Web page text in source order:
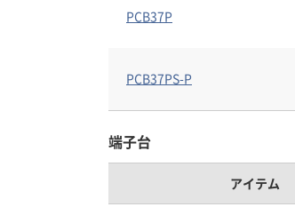
PCB37P
PCB37PS-P
端子台
アイテム